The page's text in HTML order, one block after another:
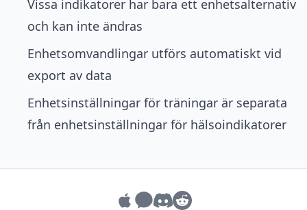
Vissa indikatorer har bara ett enhetsalternativ
och kan inte ändras
Enhetsomvandlingar utförs automatiskt vid
export av data
Enhetsinställningar för träningar är separata
från enhetsinställningar för hälsoindikatorer